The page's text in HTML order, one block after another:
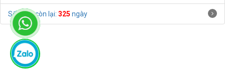
Số ngày còn lại: 325 ngày